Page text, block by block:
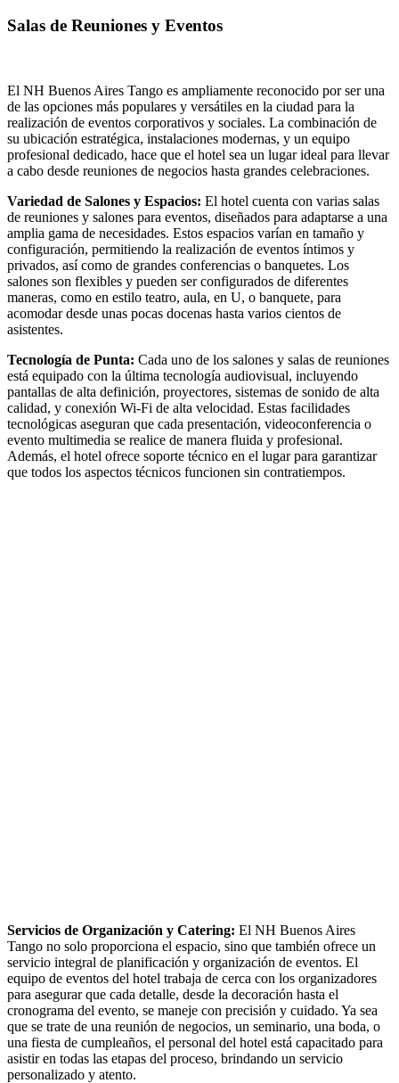
Salas de Reuniones y Eventos
El NH Buenos Aires Tango es ampliamente reconocido por ser una
de las opciones más populares y versátiles en la ciudad para la
realización de eventos corporativos y sociales. La combinación de
su ubicación estratégica, instalaciones modernas, y un equipo
profesional dedicado, hace que el hotel sea un lugar ideal para llevar
a cabo desde reuniones de negocios hasta grandes celebraciones.
Variedad de Salones y Espacios: El hotel cuenta con varias salas
de reuniones y salones para eventos, diseñados para adaptarse a una
amplia gama de necesidades. Estos espacios varían en tamaño y
configuración, permitiendo la realización de eventos íntimos y
privados, así como de grandes conferencias o banquetes. Los
salones son flexibles y pueden ser configurados de diferentes
maneras, como en estilo teatro, aula, en U, o banquete, para
acomodar desde unas pocas docenas hasta varios cientos de
asistentes.
Tecnología de Punta: Cada uno de los salones y salas de reuniones
está equipado con la última tecnología audiovisual, incluyendo
pantallas de alta definición, proyectores, sistemas de sonido de alta
calidad, y conexión Wi-Fi de alta velocidad. Estas facilidades
tecnológicas aseguran que cada presentación, videoconferencia o
evento multimedia se realice de manera fluida y profesional.
Además, el hotel ofrece soporte técnico en el lugar para garantizar
que todos los aspectos técnicos funcionen sin contratiempos.
Servicios de Organización y Catering: El NH Buenos Aires
Tango no solo proporciona el espacio, sino que también ofrece un
servicio integral de planificación y organización de eventos. El
equipo de eventos del hotel trabaja de cerca con los organizadores
para asegurar que cada detalle, desde la decoración hasta el
cronograma del evento, se maneje con precisión y cuidado. Ya sea
que se trate de una reunión de negocios, un seminario, una boda, o
una fiesta de cumpleaños, el personal del hotel está capacitado para
asistir en todas las etapas del proceso, brindando un servicio
personalizado y atento.